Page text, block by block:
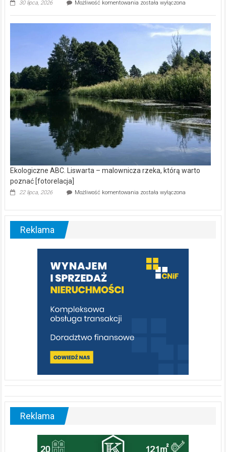
30 lipca, 2026 Możliwość komentowania Ekologiczne
kamerą
wśród
została wyłączona
Ekologiczne ABC. Liswarta – malownicza rzeka, którą warto
poznać [fotorelacja]
22 lipca, 2026 Możliwość komentowania Ekologiczne
–
warto
poznać
[fotorelacja]
została wyłączona
Reklama
Reklama